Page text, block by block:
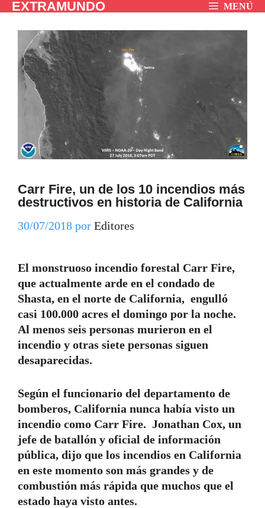
Saltar
contenido
EXTRAMUNDO MENÚ
Carr Fire, un de los 10 incendios más
destructivos en historia de California
30/07/2018 por Editores
El monstruoso incendio forestal Carr Fire,
que actualmente arde en el condado de
Shasta, en el norte de California, engulló
casi 100.000 acres el domingo por la noche.
Al menos seis personas murieron en el
incendio y otras siete personas siguen
desaparecidas.
Según el funcionario del departamento de
bomberos, California nunca había visto un
incendio como Carr Fire. Jonathan Cox, un
jefe de batallón y oficial de información
pública, dijo que los incendios en California
en este momento son más grandes y de
combustión más rápida que muchos que el
estado haya visto antes.